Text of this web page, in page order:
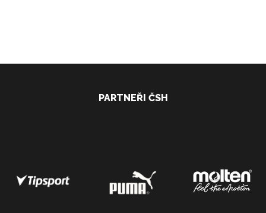
PARTNEŘI ČSH